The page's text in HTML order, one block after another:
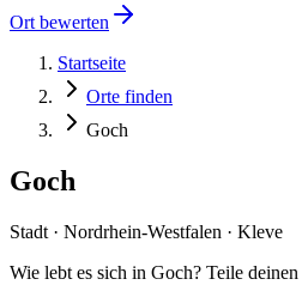
Ort bewerten
Startseite
Orte finden
Goch
Goch
Stadt · Nordrhein-Westfalen · Kleve
Wie lebt es sich in Goch? Teile